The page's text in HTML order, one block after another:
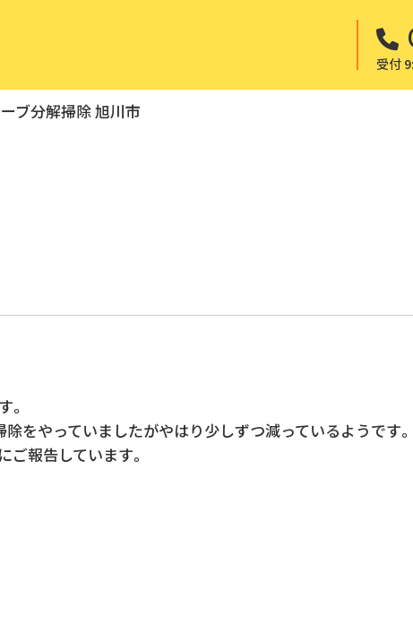
受付
ブ分解掃除 旭川市
。
をやっていましたがやはり少しずつ減っているようです。
報告しています。